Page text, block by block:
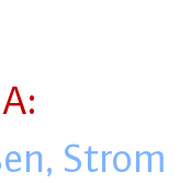
Strom